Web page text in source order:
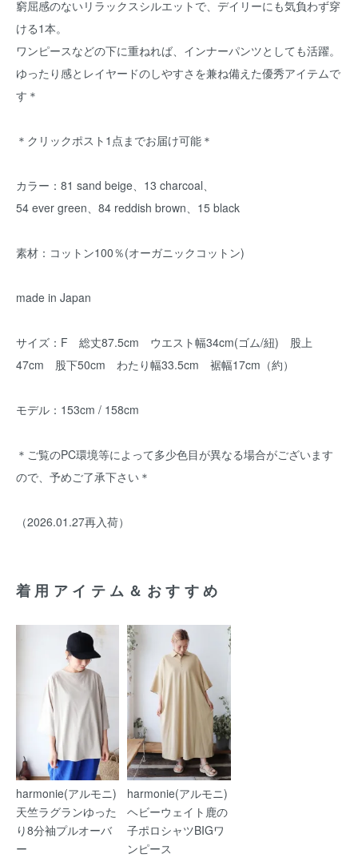
窮屈感のないリラックスシルエットで、デイリーにも気負わず穿
ける1本。
ワンピースなどの下に重ねれば、インナーパンツとしても活躍。
ゆったり感とレイヤードのしやすさを兼ね備えた優秀アイテムで
す＊
＊クリックポスト1点までお届け可能＊
カラー：81 sand beige、13 charcoal、
54 ever green、84 reddish brown、15 black
素材：コットン100％(オーガニックコットン)
made in Japan
サイズ：F 総丈87.5cm ウエスト幅34cm(ゴム/紐) 股上
47cm 股下50cm わたり幅33.5cm 裾幅17cm（約）
モデル：153cm / 158cm
＊ご覧のPC環境等によって多少色目が異なる場合がございます
ので、予めご了承下さい＊
（2026.01.27再入荷）
着用アイテム＆おすすめ
harmonie(アルモニ)
天竺ラグランゆった
り8分袖プルオーバ
ー
harmonie(アルモニ)
ヘビーウェイト鹿の
子ポロシャツBIGワ
ンピース